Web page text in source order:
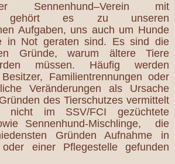
Sennenhund–Verein mit
gehört es zu unseren
Aufgaben, uns auch um Hunde
in Not geraten sind. Es sind die
Gründe, warum ältere Tiere
müssen. Häufig werden
Familientrennungen oder
Veränderungen als Ursache
des Tierschutzes vermittelt
im SSV/FCI gezüchtete
Sennenhund-Mischlinge, die
Gründen Aufnahme in
einer Pflegestelle gefunden